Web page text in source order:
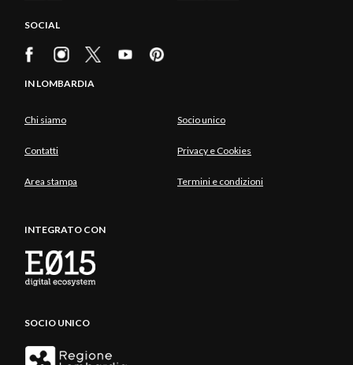
SOCIAL
IN LOMBARDIA
Chi siamo Socio unico
Contatti Privacy e Cookies
Area stampa Termini e condizioni
INTEGRATO CON
SOCIO UNICO